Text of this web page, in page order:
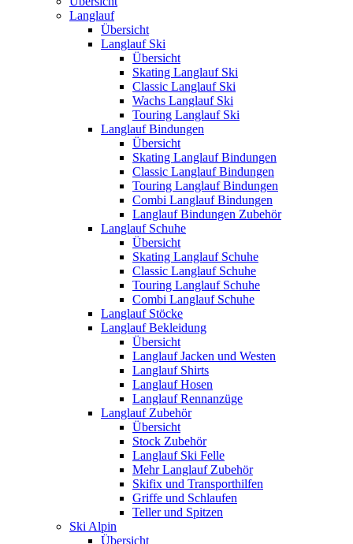
Langlauf
Übersicht
Langlauf Ski
Übersicht
Skating Langlauf Ski
Classic Langlauf Ski
Wachs Langlauf Ski
Touring Langlauf Ski
Langlauf Bindungen
Übersicht
Skating Langlauf Bindungen
Classic Langlauf Bindungen
Touring Langlauf Bindungen
Combi Langlauf Bindungen
Langlauf Bindungen Zubehör
Langlauf Schuhe
Übersicht
Skating Langlauf Schuhe
Classic Langlauf Schuhe
Touring Langlauf Schuhe
Combi Langlauf Schuhe
Langlauf Stöcke
Langlauf Bekleidung
Übersicht
Langlauf Jacken und Westen
Langlauf Shirts
Langlauf Hosen
Langlauf Rennanzüge
Langlauf Zubehör
Übersicht
Stock Zubehör
Langlauf Ski Felle
Mehr Langlauf Zubehör
Skifix und Transporthilfen
Griffe und Schlaufen
Teller und Spitzen
Ski Alpin
Übersicht